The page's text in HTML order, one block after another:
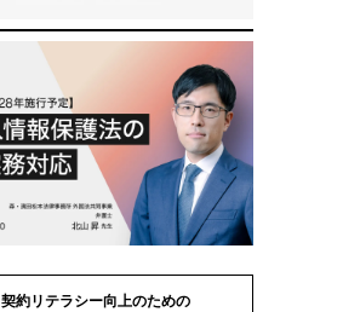
契約リテラシー向上のための